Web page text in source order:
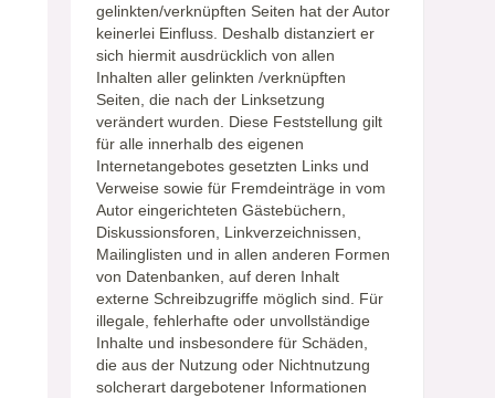
gelinkten/verknüpften Seiten hat der Autor
keinerlei Einfluss. Deshalb distanziert er
sich hiermit ausdrücklich von allen
Inhalten aller gelinkten /verknüpften
Seiten, die nach der Linksetzung
verändert wurden. Diese Feststellung gilt
für alle innerhalb des eigenen
Internetangebotes gesetzten Links und
Verweise sowie für Fremdeinträge in vom
Autor eingerichteten Gästebüchern,
Diskussionsforen, Linkverzeichnissen,
Mailinglisten und in allen anderen Formen
von Datenbanken, auf deren Inhalt
externe Schreibzugriffe möglich sind. Für
illegale, fehlerhafte oder unvollständige
Inhalte und insbesondere für Schäden,
die aus der Nutzung oder Nichtnutzung
solcherart dargebotener Informationen